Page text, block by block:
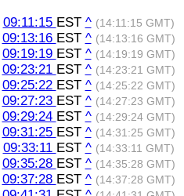
09:11:15 EST ^ (14:11:15 GMT)
09:13:16 EST ^ (14:13:16 GMT)
09:19:19 EST ^ (14:19:19 GMT)
09:23:21 EST ^ (14:23:21 GMT)
09:25:22 EST ^ (14:25:22 GMT)
09:27:23 EST ^ (14:27:23 GMT)
09:29:24 EST ^ (14:29:24 GMT)
09:31:25 EST ^ (14:31:25 GMT)
09:33:11 EST ^ (14:33:11 GMT)
09:35:28 EST ^ (14:35:28 GMT)
09:37:28 EST ^ (14:37:28 GMT)